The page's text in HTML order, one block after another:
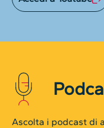
Ascolta i podcast di